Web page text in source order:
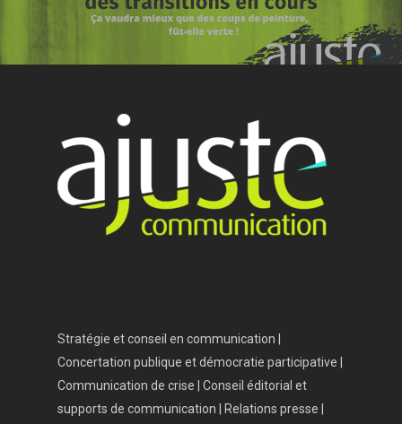
Stratégie et conseil en communication |
Concertation publique et démocratie participative |
Communication de crise | Conseil éditorial et
supports de communication | Relations presse |